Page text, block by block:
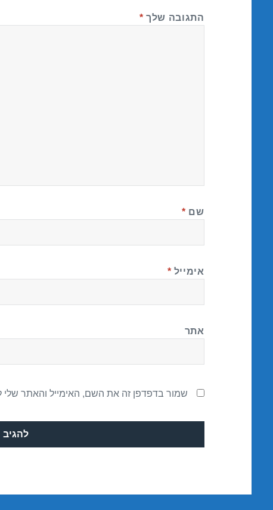
התגובה שלך *
שם *
אימייל *
אתר
שמור בדפדפן זה את השם, האימייל והאתר